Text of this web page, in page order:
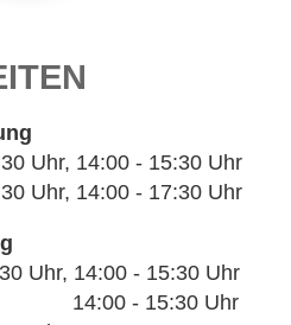
Uhr, 14:00 - 15:30 Uhr
Uhr, 14:00 - 17:30 Uhr
Uhr, 14:00 - 15:30 Uhr
- 15:30 Uhr